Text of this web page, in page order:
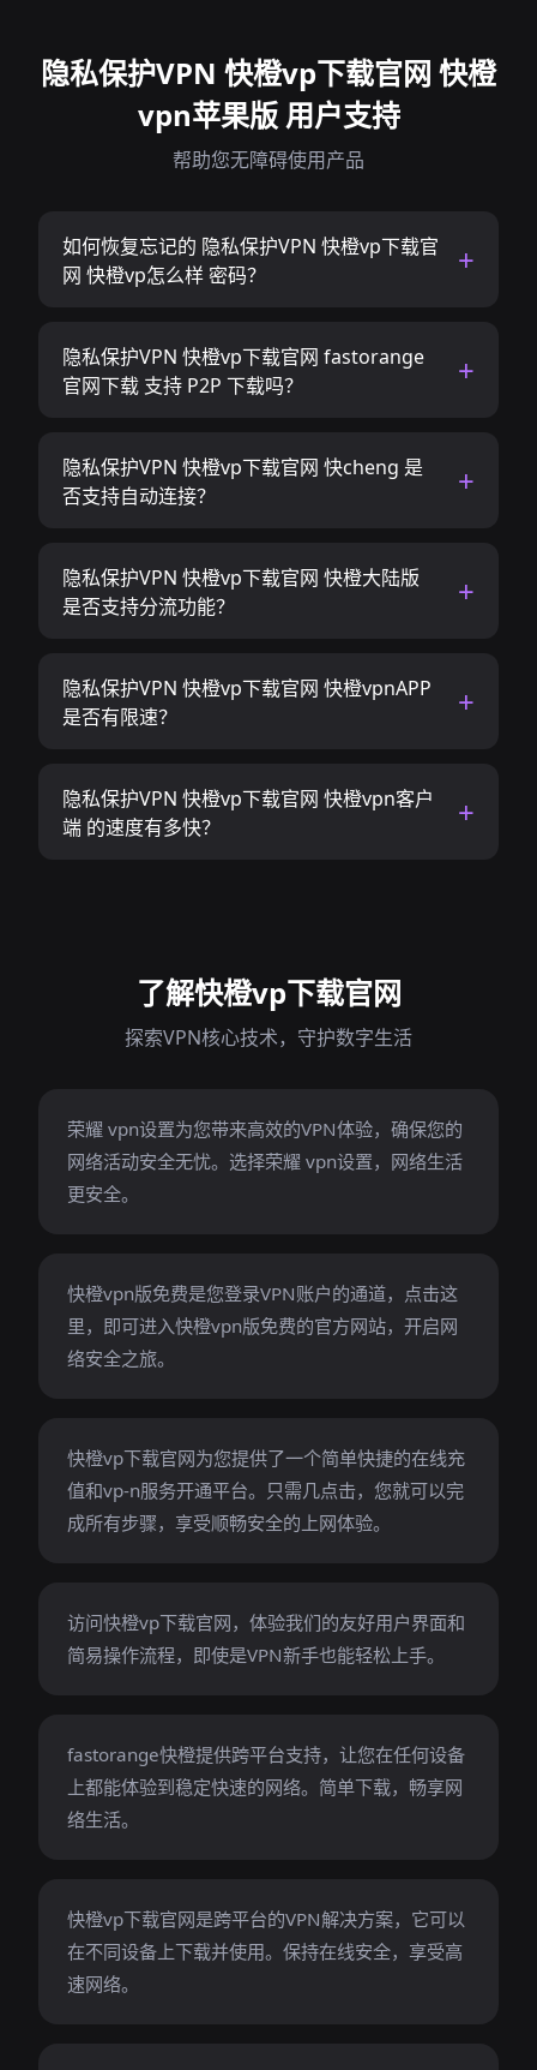
隐私保护VPN 快橙vp下载官网 快橙
vpn苹果版 用户支持
帮助您无障碍使用产品
如何恢复忘记的 隐私保护VPN 快橙vp下载官
网 快橙vp怎么样 密码？
隐私保护VPN 快橙vp下载官网 fastorange
官网下载 支持 P2P 下载吗？
隐私保护VPN 快橙vp下载官网 快cheng 是
否支持自动连接？
隐私保护VPN 快橙vp下载官网 快橙大陆版
是否支持分流功能？
隐私保护VPN 快橙vp下载官网 快橙vpnAPP
是否有限速？
隐私保护VPN 快橙vp下载官网 快橙vpn客户
端 的速度有多快？
了解快橙vp下载官网
探索VPN核心技术，守护数字生活
荣耀 vpn设置为您带来高效的VPN体验，确保您的
网络活动安全无忧。选择荣耀 vpn设置，网络生活
更安全。
快橙vpn版免费是您登录VPN账户的通道，点击这
里，即可进入快橙vpn版免费的官方网站，开启网
络安全之旅。
快橙vp下载官网为您提供了一个简单快捷的在线充
值和vp-n服务开通平台。只需几点击，您就可以完
成所有步骤，享受顺畅安全的上网体验。
访问快橙vp下载官网，体验我们的友好用户界面和
简易操作流程，即使是VPN新手也能轻松上手。
fastorange快橙提供跨平台支持，让您在任何设备
上都能体验到稳定快速的网络。简单下载，畅享网
络生活。
快橙vp下载官网是跨平台的VPN解决方案，它可以
在不同设备上下载并使用。保持在线安全，享受高
速网络。